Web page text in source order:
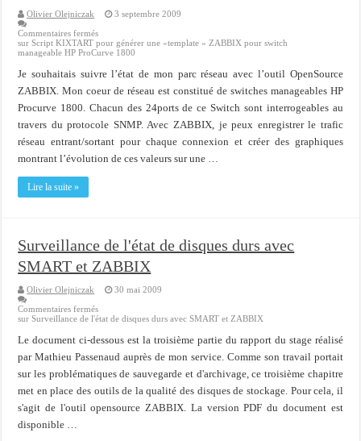
Olivier Olejniczak
3 septembre 2009
Commentaires fermés
sur Script KIXTART pour générer une «template » ZABBIX pour switch
manageable HP ProCurve 1800
Je souhaitais suivre l’état de mon parc réseau avec l’outil OpenSource
ZABBIX. Mon coeur de réseau est constitué de switches manageables HP
Procurve 1800. Chacun des 24ports de ce Switch sont interrogeables au
travers du protocole SNMP. Avec ZABBIX, je peux enregistrer le trafic
réseau entrant/sortant pour chaque connexion et créer des graphiques
montrant l’évolution de ces valeurs sur une …
Lire la suite »
Surveillance de l'état de disques durs avec
SMART et ZABBIX
Olivier Olejniczak
30 mai 2009
Commentaires fermés
sur Surveillance de l'état de disques durs avec SMART et ZABBIX
Le document ci-dessous est la troisième partie du rapport du stage réalisé
par Mathieu Passenaud auprès de mon service. Comme son travail portait
sur les problématiques de sauvegarde et d'archivage, ce troisième chapitre
met en place des outils de la qualité des disques de stockage. Pour cela, il
s'agit de l'outil opensource ZABBIX. La version PDF du document est
disponible …